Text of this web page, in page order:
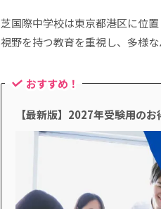
芝国際中学校は東京都港区に位
視野を持つ教育を重視し、多様
おすすめ！
【最新版】2027年受験用の